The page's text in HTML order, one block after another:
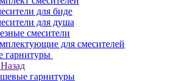
для биде
для душа
смесители
для смесителей
гарнитуры
Назад
гарнитуры